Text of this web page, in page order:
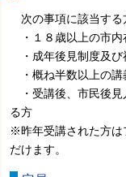
次の事項に該当する
・１８歳以上の市内
・成年後見制度及び
・概ね半数以上の講
・受講後、市民後見
る方
※昨年受講された方は
だけます。